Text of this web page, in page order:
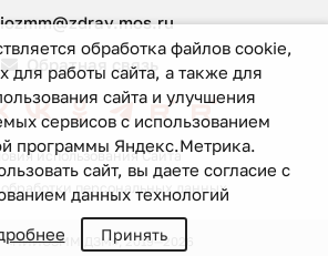
Обратная связь
использования Сайта
персональных данных
«НИИОЗММ ДЗМ», 2019—2026
обработка файлов cookie,
для работы сайта, а также для
сайта и улучшения
сервисов с использованием
программы Яндекс.Метрика.
сайт, вы даете согласие с
данных технологий
Принять